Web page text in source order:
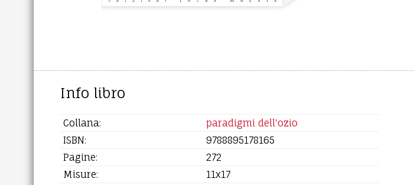
Info libro
Collana:
paradigmi dell'ozio
ISBN:
9788895178165
Pagine:
272
Misure:
11x17